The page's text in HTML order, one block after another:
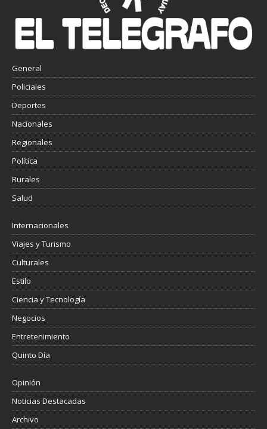
General
Policiales
Deportes
Nacionales
Regionales
Política
Rurales
Salud
Internacionales
Viajes y Turismo
Culturales
Estilo
Ciencia y Tecnología
Negocios
Entretenimiento
Quinto Día
Opinión
Noticias Destacadas
Archivo